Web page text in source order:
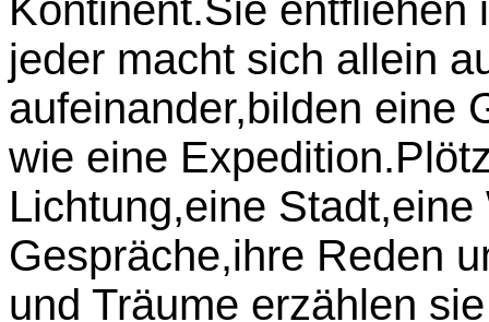
Kontinent.Sie
jeder macht sich allein
aufeinander,bilden eine
wie eine
Lichtung,eine
Gespräche,ihre Reden
und Träume erzählen